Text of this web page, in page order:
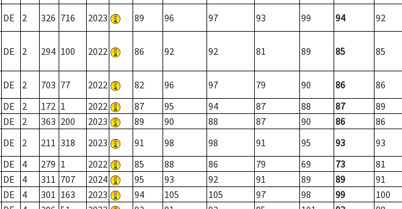
DE 2 326 716 2023 89 96 97 93 99 94 92
DE 2 294 100 2022 86 92 92 81 89 85 85
DE 2 703 77 2022 82 96 97 79 90 86
86
DE 2 172 1 2022 87 95 94 87 88 87
89
DE 2 363 200 2023 89 90 88 87 90 86
86
DE 2 211 318 2023 91 98 98 91 95 93
93
DE 4 279 1 2022 85 88 86 79 69 73
81
DE 4 311 707 2024 95 93 92 91 89 89
91
DE 4 301 163 2023 94 105 105 97 98 99
100